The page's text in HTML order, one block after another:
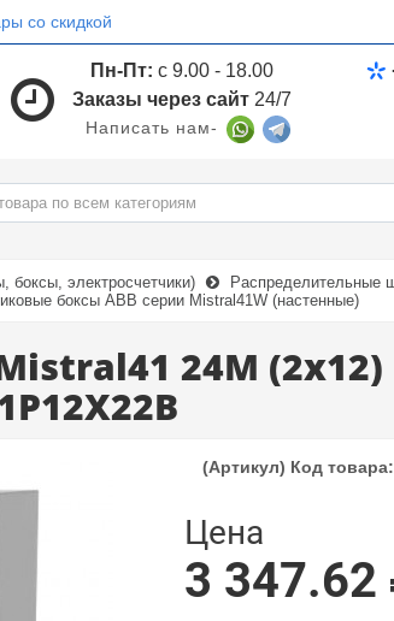
со скидкой
Пн-Пт: с 9.00 - 18.00
Заказы через сайт 24/7
Написать нам-
электросчетчики)
Распределительные
боксы ABB серии Mistral41W (настенные)
24М
(Артикул) Код товара:
Цена
3 347.62